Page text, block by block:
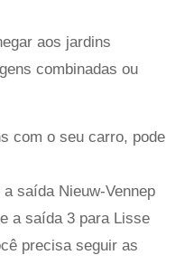
aos jardins
combinadas ou
com o seu carro, pode
saída Nieuw-Vennep
a saída 3 para Lisse
precisa seguir as